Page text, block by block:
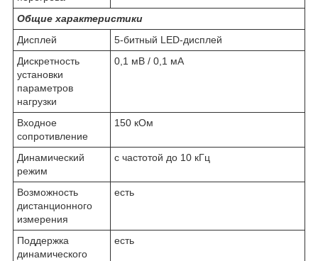
Общие характеристики
Дисплей
5-битный LED-дисплей
Дискретность
установки
параметров
нагрузки
0,1 мВ / 0,1 мА
Входное
сопротивление
150 кОм
Динамический
режим
с частотой до 10 кГц
Возможность
дистанционного
измерения
есть
Поддержка
динамического
есть